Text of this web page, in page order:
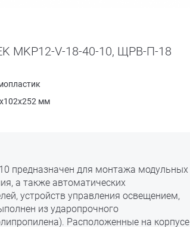
MKP12-V-18-40-10, ЩРВ-П-18
мм
предназначен для монтажа модульных
а также автоматических
устройств управления освещением,
из ударопрочного
Расположенные на корпусе